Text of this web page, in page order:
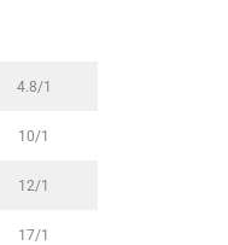
4.8/1
10/1
12/1
17/1